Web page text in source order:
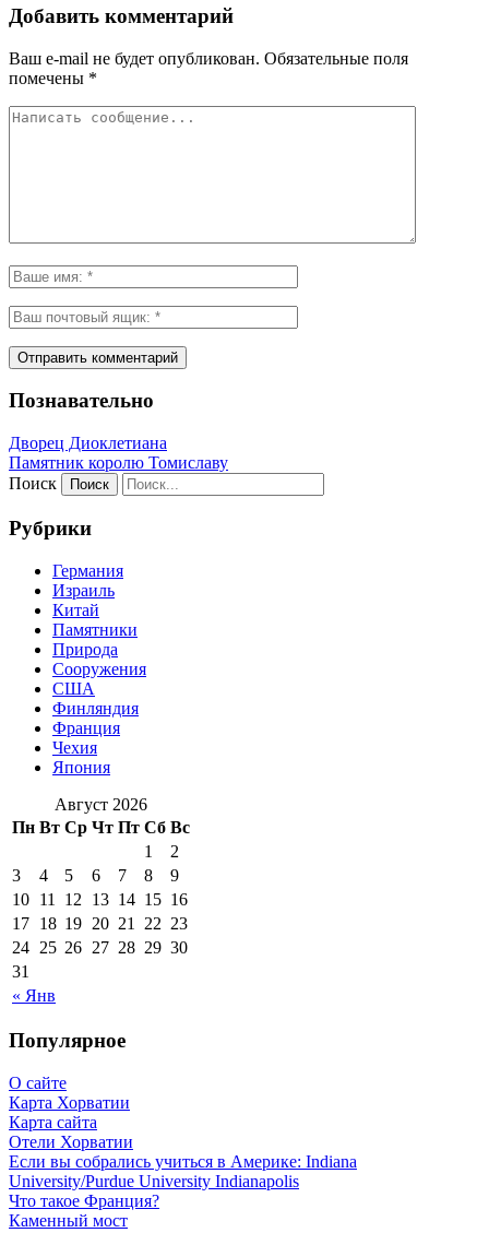
Добавить комментарий
Ваш e-mail не будет опубликован. Обязательные поля
помечены *
Познавательно
Дворец Диоклетиана
Памятник королю Томиславу
Поиск
Рубрики
Германия
Израиль
Китай
Памятники
Природа
Сооружения
США
Финляндия
Франция
Чехия
Япония
Август 2026
Пн Вт Ср Чт Пт Сб Вс
« Янв
1
2
3
4 5 6 7 8
9
10 11 12 13 14 15 16
17 18 19 20 21 22 23
24 25 26 27 28 29 30
31
Популярное
О сайте
Карта Хорватии
Карта сайта
Отели Хорватии
Если вы собрались учиться в Америке: Indiana
University/Purdue University Indianapolis
Что такое Франция?
Каменный мост